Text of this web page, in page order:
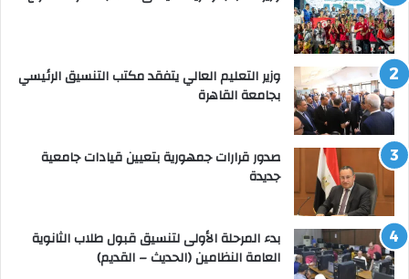
وزير التعليم العالي يتفقد مكتب التنسيق الرئيسي
بجامعة القاهرة
صدور قرارات جمهورية بتعيين قيادات جامعية
جديدة
بدء المرحلة الأولى لتنسيق قبول طلاب الثانوية
العامة النظامين (الحديث – القديم)